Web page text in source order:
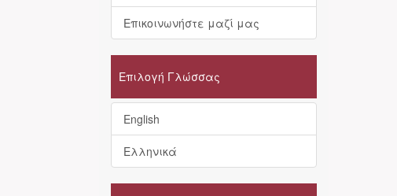
Επικοινωνήστε μαζί μας
Επιλογή Γλώσσας
English
Ελληνικά